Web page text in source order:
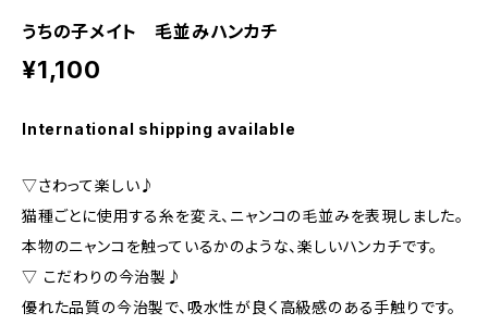
うちの子メイト 毛並みハンカチ
¥1,100
International shipping available
▽さわって楽しい♪
猫種ごとに使用する糸を変え、ニャンコの毛並みを表現しました。
本物のニャンコを触っているかのような、楽しいハンカチです。
▽ こだわりの今治製♪
優れた品質の今治製で、吸水性が良く高級感のある手触りです。